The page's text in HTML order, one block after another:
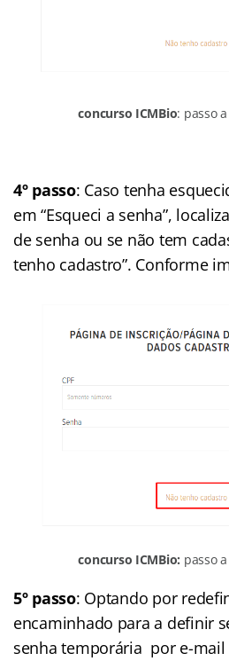
concurso ICMBio: passo
4º passo: Caso tenha
em “Esqueci a senha”,
de senha ou se não tem
tenho cadastro”. Conforme
concurso ICMBio: passo
5º passo: Optando por
encaminhado para a definir
senha temporária por e-mail